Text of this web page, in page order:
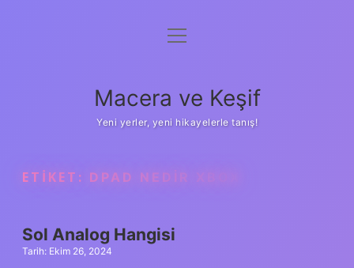
Anasayfa
Yasal Uyarı
menüyü
Macera ve Keşif
Yeni yerler, yeni hikayelerle tanış!
ETIKET: DPAD NEDIR XBOX
Sol Analog Hangisi
Tarih: Ekim 26, 2024